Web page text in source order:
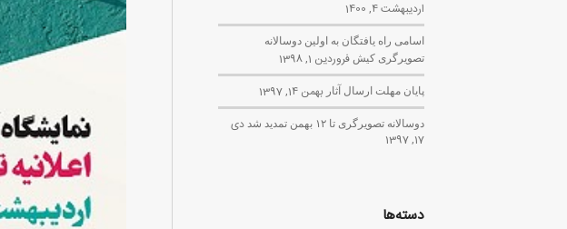
اردیبهشت 4, 1400
اسامی راه یافتگان به اولین دوسالانه
تصویرگری کیش فروردین 1, 1398
پایان مهلت ارسال آثار بهمن 14, 1397
دوسالانه تصویرگری تا ۱۲ بهمن تمدید شد
دی
17, 1397
دسته‌ها